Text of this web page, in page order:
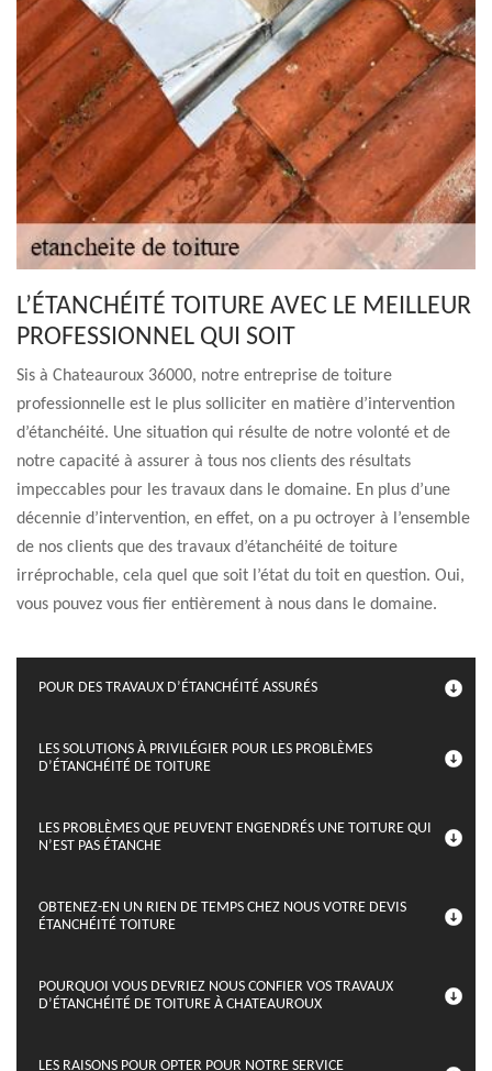
L’ÉTANCHÉITÉ TOITURE AVEC LE MEILLEUR
PROFESSIONNEL QUI SOIT
Sis à Chateauroux 36000, notre entreprise de toiture
professionnelle est le plus solliciter en matière d’intervention
d’étanchéité. Une situation qui résulte de notre volonté et de
notre capacité à assurer à tous nos clients des résultats
impeccables pour les travaux dans le domaine. En plus d’une
décennie d’intervention, en effet, on a pu octroyer à l’ensemble
de nos clients que des travaux d’étanchéité de toiture
irréprochable, cela quel que soit l’état du toit en question. Oui,
vous pouvez vous fier entièrement à nous dans le domaine.
POUR DES TRAVAUX D’ÉTANCHÉITÉ ASSURÉS
LES SOLUTIONS À PRIVILÉGIER POUR LES PROBLÈMES
D’ÉTANCHÉITÉ DE TOITURE
LES PROBLÈMES QUE PEUVENT ENGENDRÉS UNE TOITURE QUI
N’EST PAS ÉTANCHE
OBTENEZ-EN UN RIEN DE TEMPS CHEZ NOUS VOTRE DEVIS
ÉTANCHÉITÉ TOITURE
POURQUOI VOUS DEVRIEZ NOUS CONFIER VOS TRAVAUX
D’ÉTANCHÉITÉ DE TOITURE À CHATEAUROUX
LES RAISONS POUR OPTER POUR NOTRE SERVICE